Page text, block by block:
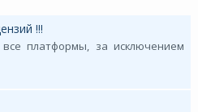
!!!
платформы, за исключением